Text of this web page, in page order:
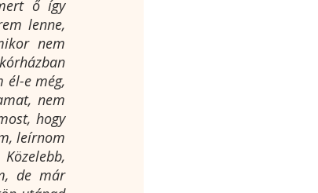
ő így
lenne,
nem
él-e még,
nem
hogy
leírnom
de már